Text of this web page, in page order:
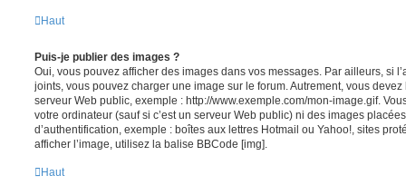
Haut
Puis-je publier des images ?
Oui, vous pouvez afficher des images dans vos messages. Par ailleurs, si
joints, vous pouvez charger une image sur le forum. Autrement, vous
serveur Web public, exemple : http://www.exemple.com/mon-image.gif.
votre ordinateur (sauf si c’est un serveur Web public) ni des images
d’authentification, exemple : boîtes aux lettres Hotmail ou Yahoo!, sites
afficher l’image, utilisez la balise BBCode [img].
Haut